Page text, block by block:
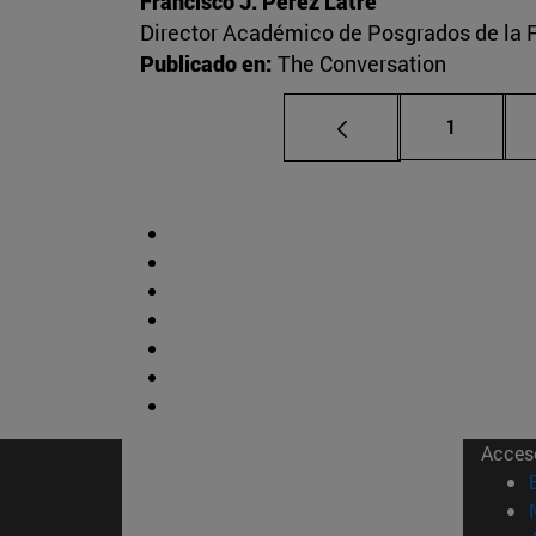
Director Académico de Posgrados de la
Publicado en: The Conversation
Página
1